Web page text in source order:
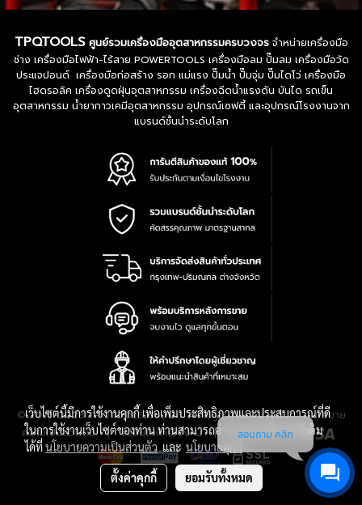
TPQTOOLS ศูนย์รวมเครื่องมืออุตสาหกรรมครบวงจรจำหน่ายเครื่องมือ
ช่าง เครื่องมือไฟฟ้า-ไร้สาย POWERTOOLS เครื่องมือลม ปั๊มลม เครื่องมือวัด
ประแจปอนด์ เครื่องมือก่อสร้าง รอก แม่แรง ปั๊มน้ำ ปั๊มจุ่ม ปั๊มไดโว่ เครื่องมือ
ไฮดรอลิค เครื่องดูดฝุ่นอุตสาหกรรม เครื่องฉีดน้ำแรงดัน บันได รถเข็น
อุตสาหกรรม น้ำยากาวเคมีอุตสาหกรรม อุปกรณ์เซฟตี้ และอุปกรณ์โรงงานจาก
แบรนด์ชั้นนำระดับโลก
© 2016-2028 TPQTOOLS Co., Ltd. All Rights Reserved.|นโยบาย
ความเป็นส่วนตัว|เงื่อนไขการใช้งาน| แผนที่สินค้า
เว็บไซต์นี้มีการใช้งานคุกกี้ เพื่อเพิ่มประสิทธิภาพและประสบการณ์ที่ดี
ในการใช้งานเว็บไซต์ของท่าน ท่านสามารถอ่านรายละเอียดเพิ่มเติม
ได้ที่นโยบายความเป็นส่วนตัวและ นโยบายคุกกี้
ตั้งค่าคุกกี้ ยอมรับทั้งหมด
สอบถาม คลิก